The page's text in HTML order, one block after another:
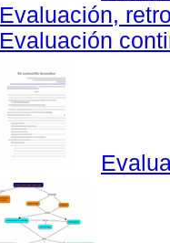
Evaluación,
Evaluación